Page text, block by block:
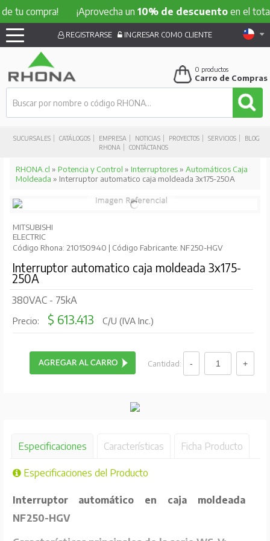
¡Aprovecha un10% de descuentoen el total de tu
SUCURSALES CATÁLOGOS EMPRESA NOTICIAS PROYECTOS SERVICIOS
BLOG
RHONA
CONTÁCTANOS
REGISTRARSE INGRESAR COMO CLIENTE
0 productos
Carro de Compras
RHONA.cl » Potencia y Control » Interruptores» Automáticos Caja
Moldeada » Interruptor automatico caja moldeada 3x175-250A
MITSUBISHI
ELECTRIC
Código Rhona: 210150940 | Código Fabricante: NF250-HGV
Interruptor automatico caja moldeada 3x175-
250A
380VAC - 75kA
Precio: $ 613.413 C/U (IVA Inc.)
Cantidad:
Especificaciones Características Ficha Producto
Especificaciones del Producto
Interruptor automático en caja moldeada
NF250-HGV